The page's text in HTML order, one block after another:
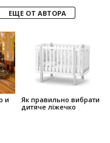
ЕЩЕ ОТ АВТОРА
и
Як правильно вибрати
дитяче ліжечко